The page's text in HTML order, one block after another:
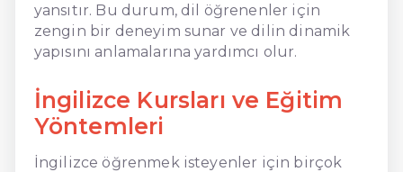
yansıtır. Bu durum, dil öğrenenler için
zengin bir deneyim sunar ve dilin dinamik
yapısını anlamalarına yardımcı olur.
İngilizce Kursları ve Eğitim
Yöntemleri
İngilizce öğrenmek isteyenler için birçok